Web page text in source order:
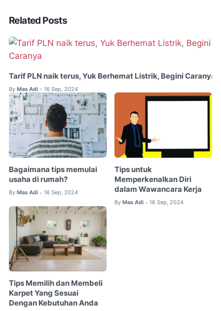
Related Posts
Tarif PLN naik terus, Yuk Berhemat Listrik, Begini Caranya
By Mas Adi • 16 Sep, 2024
Bagaimana tips memulai
usaha di rumah?
By Mas Adi • 16 Sep, 2024
Tips untuk
Memperkenalkan Diri
dalam Wawancara Kerja
By Mas Adi • 16 Sep, 2024
Tips Memilih dan Membeli
Karpet Yang Sesuai
Dengan Kebutuhan Anda